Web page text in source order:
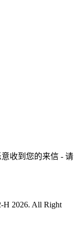
收到您的来信 - 请
H 2026. All Right